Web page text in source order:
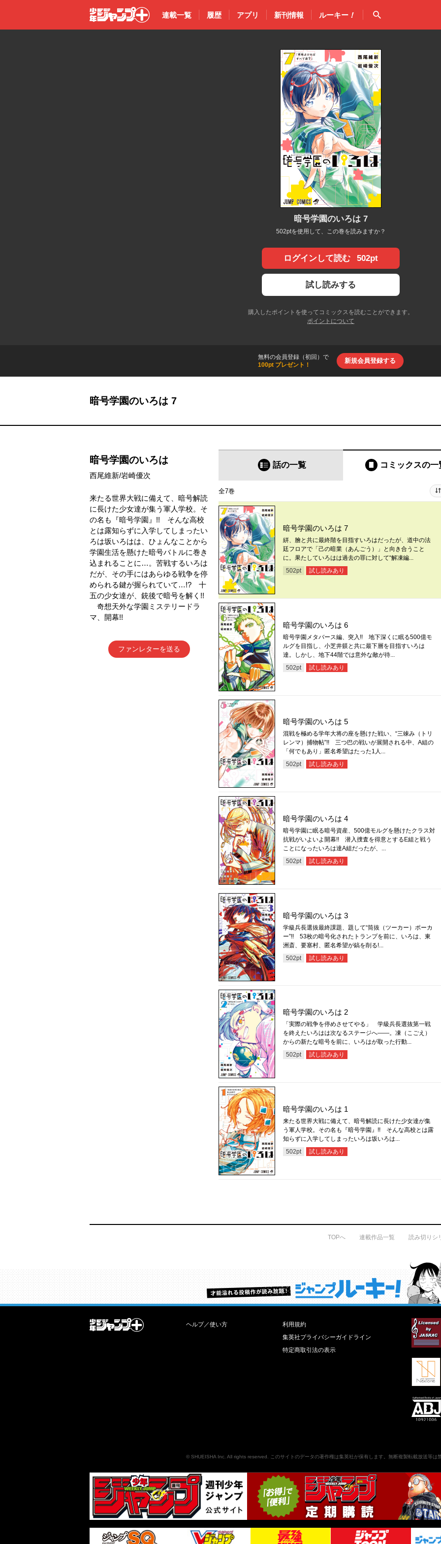
少年ジャン
連載一覧 履歴 アプリ 新刊情報 ルーキー！ 検索
暗号学園のいろは 7
502ptを使用して、この巻を読みますか？
ログインして読む 502pt
試し読みする
購入したポイントを使ってコミックスを読むことができます。
ポイントについて
無料の会員登録（初回）で
100pt プレゼント！
新規会員登録する
暗号学園のいろは 7
暗号学園のいろは
西尾維新/岩崎優次
来たる世界大戦に備えて、暗号解読
に長けた少女達が集う軍人学校。そ
の名も『暗号学園』!! そんな高校
とは露知らずに入学してしまったい
ろは坂いろはは、ひょんなことから
学園生活を懸けた暗号バトルに巻き
込まれることに…。苦戦するいろは
だが、その手にはあらゆる戦争を停
められる鍵が握られていて…!? 十
五の少女達が、銃後で暗号を解く!!
奇想天外な学園ミステリードラ
マ、開幕!!
ファンレターを送る
話の一覧 コミックスの一
全7巻
暗号学園のいろは 7
絣、膾と共に最終階を目指すいろはだったが、道中の法
廷フロアで「己の暗業（あんごう）」と向き合うこと
に。果たしていろはは過去の罪に対して“解凍編...
502pt 試し読みあり
暗号学園のいろは 6
暗号学園メタバース編、突入!! 地下深くに眠る500億モ
ルグを目指し、小芝井躾と共に最下層を目指すいろは
達。しかし、地下44階では意外な敵が待...
502pt 試し読みあり
暗号学園のいろは 5
混戦を極める学年大将の座を懸けた戦い、“三竦み（トリ
レンマ）捕物帖”!! 三つ巴の戦いが展開される中、A組の
「何でもあり」匿名希望はたった1人...
502pt 試し読みあり
暗号学園のいろは 4
暗号学園に眠る暗号資産、500億モルグを懸けたクラス対
抗戦がいよいよ開幕!! 潜入捜査を得意とするE組と戦う
ことになったいろは達A組だったが、...
502pt 試し読みあり
暗号学園のいろは 3
学級兵長選抜最終課題、題して“筒抜（ツーカー）ポーカ
ー”!! 53枚の暗号化されたトランプを前に、いろは、東
洲斎、要塞村、匿名希望が鎬を削る!...
502pt 試し読みあり
暗号学園のいろは 2
「実際の戦争を停めさせてやる」 学級兵長選抜第一戦
を終えたいろはは次なるステージへ――。凍（こごえ）
からの新たな暗号を前に、いろはが取った行動...
502pt 試し読みあり
暗号学園のいろは 1
来たる世界大戦に備えて、暗号解読に長けた少女達が集
う軍人学校。その名も『暗号学園』!! そんな高校とは露
知らずに入学してしまったいろは坂いろは...
502pt 試し読みあり
TOPへ 連載作品一覧 読み切りシ
才能溢れる投稿作が読み放題！ ジャンプルーキー！
ヘルプ／使い方
利用規約
集英社プライバシーガイドライン
特定商取引法の表示
© SHUEISHA Inc . All rights reserved. このサイトのデータの著作権は集英社が保有します。無断複製転載放送等は